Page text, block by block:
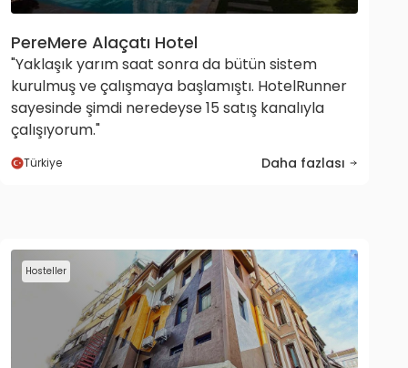
PereMere Alaçatı Hotel
"Yaklaşık yarım saat sonra da bütün sistem
kurulmuş ve çalışmaya başlamıştı. HotelRunner
sayesinde şimdi neredeyse 15 satış kanalıyla
çalışıyorum."
Türkiye Daha fazlası
Hosteller